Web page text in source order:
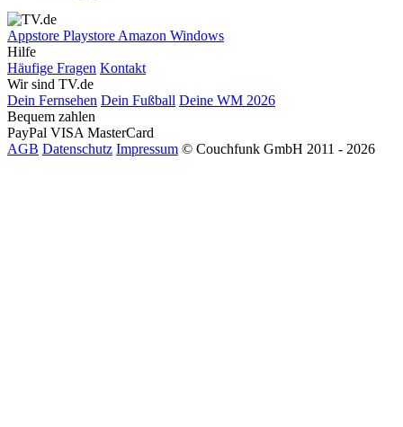
Appstore Playstore Amazon Windows
Hilfe
Häufige Fragen Kontakt
Wir sind TV.de
Dein Fernsehen Dein Fußball Deine WM 2026
Bequem zahlen
PayPal VISA MasterCard
AGB Datenschutz Impressum © Couchfunk GmbH 2011 - 2026